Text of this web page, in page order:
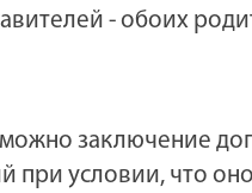
- обоих
заключение
при условии, что